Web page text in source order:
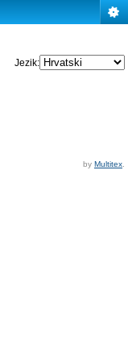
Jezik:
by Multitex